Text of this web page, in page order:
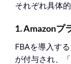
それぞれ具体
1. Amazonプ
FBAを導入す
が付与され、